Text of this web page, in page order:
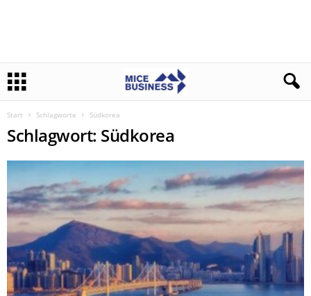
Start Schlagworte Südkorea
Schlagwort: Südkorea